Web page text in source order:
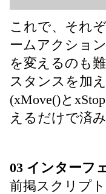
これで、それ
ームアクショ
を変えるのも
スタンスを加
(xMove()と
えるだけで済み
03 インターフ
前掲スクリプ